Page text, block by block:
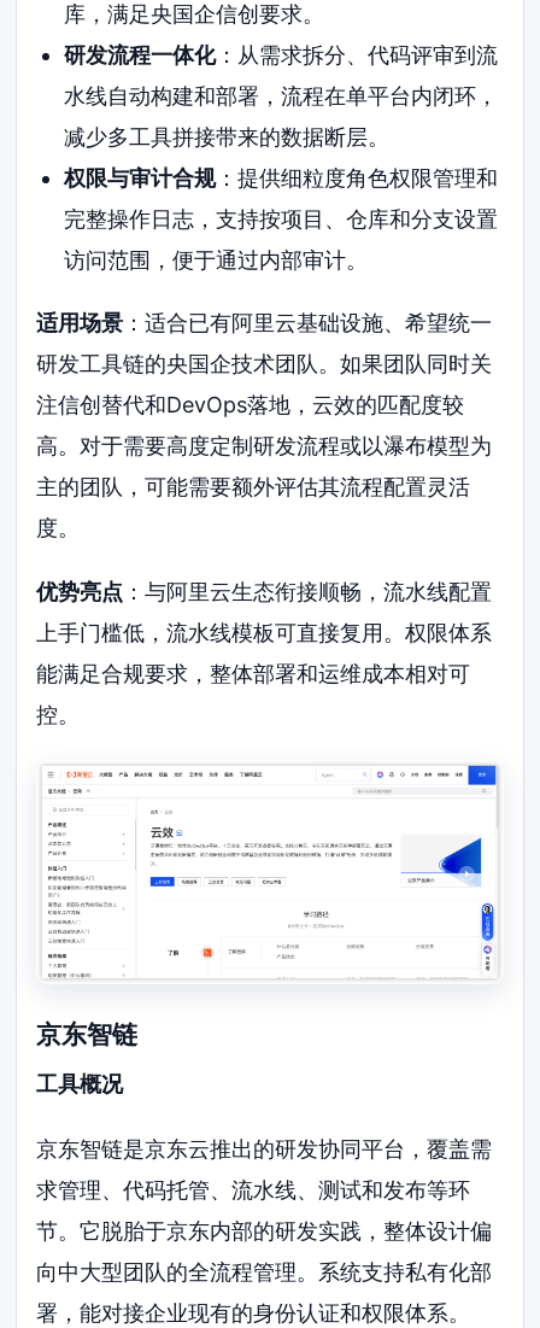
库，满足央国企信创要求。
研发流程一体化：从需求拆分、代码评审到流
水线自动构建和部署，流程在单平台内闭环，
减少多工具拼接带来的数据断层。
权限与审计合规：提供细粒度角色权限管理和
完整操作日志，支持按项目、仓库和分支设置
访问范围，便于通过内部审计。
适用场景 ：适合已有阿里云基础设施、希望统一
研发工具链的央国企技术团队。如果团队同时关
注信创替代和DevOps落地，云效的匹配度较
高。对于需要高度定制研发流程或以瀑布模型为
主的团队，可能需要额外评估其流程配置灵活
度。
优势亮点 ：与阿里云生态衔接顺畅，流水线配置
上手门槛低，流水线模板可直接复用。权限体系
能满足合规要求，整体部署和运维成本相对可
控。
京东智链
工具概况
京东智链是京东云推出的研发协同平台，覆盖需
求管理、代码托管、流水线、测试和发布等环
节。它脱胎于京东内部的研发实践，整体设计偏
向中大型团队的全流程管理。系统支持私有化部
署，能对接企业现有的身份认证和权限体系。